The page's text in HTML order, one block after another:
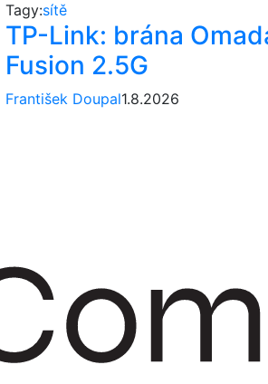
Tagy:sítě
TP-Link: brána
Fusion 2.5G
František Doupal1.8.2026